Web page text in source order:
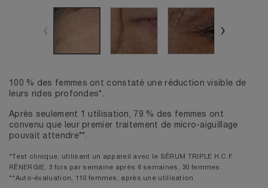
100 % des femmes ont constaté une réduction visible de
leurs rides profondes*.
Après seulement 1 utilisation, 79 % des femmes ont
convenu que leur premier traitement de micro-aiguillage
pouvait attendre**.
*Test clinique, utilisant un appareil avec le SÉRUM TRIPLE H.C.F.
RÉNERGIE, 3 fois par semaine après 6 semaines, 30 femmes.
**Auto-évaluation, 110 femmes, après une utilisation.